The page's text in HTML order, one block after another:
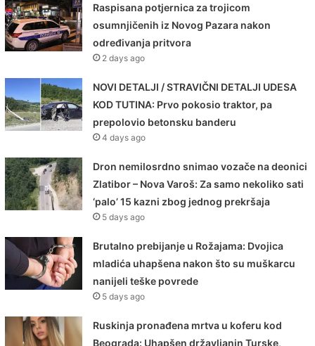
Raspisana potjernica za trojicom
osumnjičenih iz Novog Pazara nakon
određivanja pritvora
2 days ago
NOVI DETALJI / STRAVIČNI DETALJI UDESA
KOD TUTINA: Prvo pokosio traktor, pa
prepolovio betonsku banderu
4 days ago
Dron nemilosrdno snimao vozače na deonici
Zlatibor – Nova Varoš: Za samo nekoliko sati
‘palo’ 15 kazni zbog jednog prekršaja
5 days ago
Brutalno prebijanje u Rožajama: Dvojica
mladića uhapšena nakon što su muškarcu
nanijeli teške povrede
5 days ago
Ruskinja pronađena mrtva u koferu kod
Beograda: Uhapšen državljanin Turske,